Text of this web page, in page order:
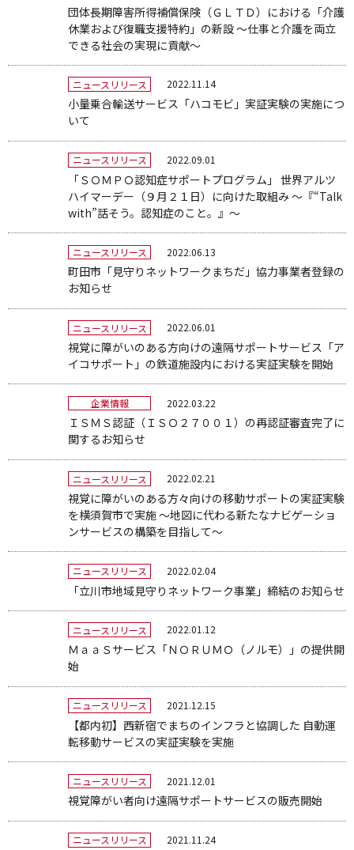
団体長期障害所得補償保険（ＧＬＴＤ）における「介護
休業および復職支援特約」の新設 ～仕事と介護を両立
できる社会の実現に貢献～
2022.11.14
ニュースリリース
小量乗合輸送サービス「ハコモビ」実証実験の実施につ
いて
2022.09.01
ニュースリリース
「ＳＯＭＰＯ認知症サポートプログラム」 世界アルツ
ハイマーデー（９月２１日）に向けた取組み ～『“Talk
with”話そう。認知症のこと。』～
2022.06.13
ニュースリリース
町田市「見守りネットワークまちだ」協力事業者登録の
お知らせ
2022.06.01
ニュースリリース
視覚に障がいのある方向けの遠隔サポートサービス「ア
イコサポート」の鉄道施設内における実証実験を開始
2022.03.22
企業情報
ＩＳＭＳ認証（ＩＳＯ２７００１）の再認証審査完了に
関するお知らせ
2022.02.21
ニュースリリース
視覚に障がいのある方々向けの移動サポートの実証実験
を横須賀市で実施 ～地図に代わる新たなナビゲーショ
ンサービスの構築を目指して～
2022.02.04
ニュースリリース
「立川市地域見守りネットワーク事業」締結のお知らせ
2022.01.12
ニュースリリース
ＭａａＳサービス「ＮＯＲＵＭＯ（ノルモ）」の提供開
始
2021.12.15
ニュースリリース
【都内初】西新宿でまちのインフラと協調した 自動運
転移動サービスの実証実験を実施
2021.12.01
ニュースリリース
視覚障がい者向け遠隔サポートサービスの販売開始
2021.11.24
ニュースリリース